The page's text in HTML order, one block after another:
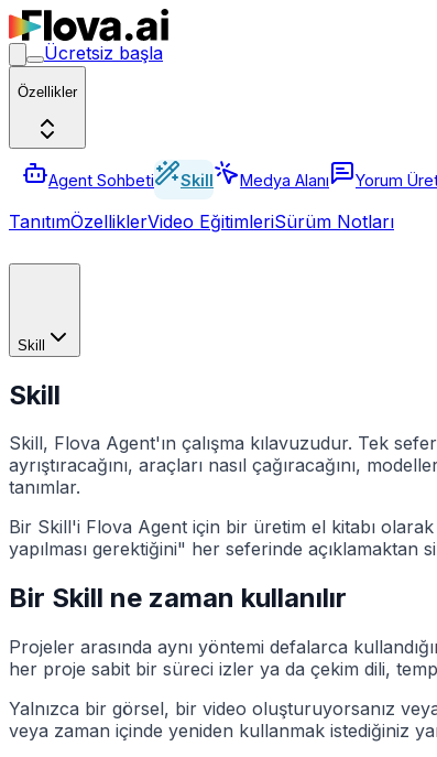
Ücretsiz başla
Özellikler
Agent Sohbeti Skill Medya Alanı Yorum
TanıtımÖzelliklerVideo EğitimleriSürüm Notları
Skill
Skill
Skill, Flova Agent'ın çalışma kılavuzudur. Tek
ayrıştıracağını, araçları nasıl çağıracağını,
tanımlar.
Bir Skill'i Flova Agent için bir üretim el kitabı
yapılması gerektiğini" her seferinde açıklamaktan
Bir Skill ne zaman kullanılır
Projeler arasında aynı yöntemi defalarca
her proje sabit bir süreci izler ya da çekim dili,
Yalnızca bir görsel, bir video oluşturuyorsanız
veya zaman içinde yeniden kullanmak istediğiniz